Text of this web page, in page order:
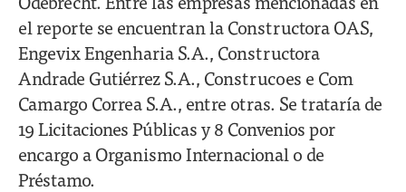
el reporte se encuentran la Constructora OAS,
Engevix Engenharia S.A., Constructora
Andrade Gutiérrez S.A., Construcoes e Com
Camargo Correa S.A., entre otras. Se trataría de
19 Licitaciones Públicas y 8 Convenios por
encargo a Organismo Internacional o de
Préstamo.